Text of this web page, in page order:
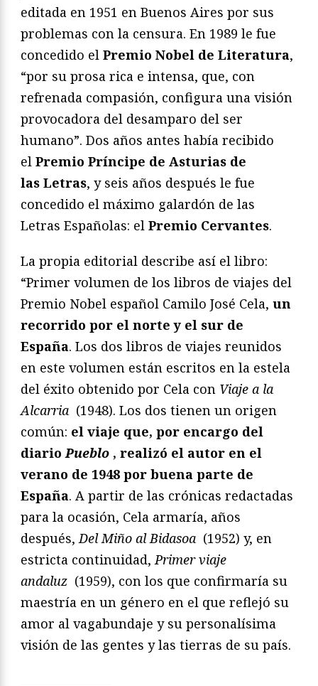
editada en 1951 en Buenos Aires por sus
problemas con la censura. En 1989 le fue
concedido el Premio Nobel de Literatura,
“por su prosa rica e intensa, que, con
refrenada compasión, configura una visión
provocadora del desamparo del ser
humano”. Dos años antes había recibido
el Premio Príncipe de Asturias de
las Letras, y seis años después le fue
concedido el máximo galardón de las
Letras Españolas: el Premio Cervantes.
La propia editorial describe así el libro:
“Primer volumen de los libros de viajes del
Premio Nobel español Camilo José Cela, un
recorrido por el norte y el sur de
España. Los dos libros de viajes reunidos
en este volumen están escritos en la estela
del éxito obtenido por Cela con Viaje a la
Alcarria (1948). Los dos tienen un origen
común: el viaje que, por encargo del
diario Pueblo , realizó el autor en el
verano de 1948 por buena parte de
España. A partir de las crónicas redactadas
para la ocasión, Cela armaría, años
después, Del Miño al Bidasoa (1952) y, en
estricta continuidad, Primer viaje
andaluz (1959), con los que confirmaría su
maestría en un género en el que reflejó su
amor al vagabundaje y su personalísima
visión de las gentes y las tierras de su país.